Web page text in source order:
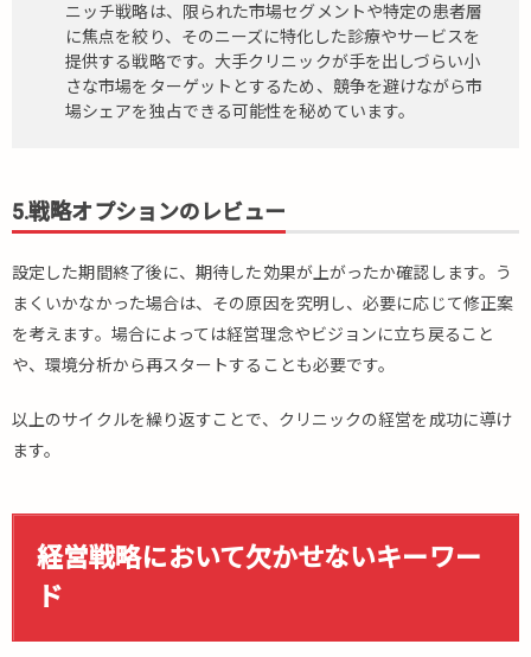
ニッチ戦略は、限られた市場セグメントや特定の患者層
に焦点を絞り、そのニーズに特化した診療やサービスを
提供する戦略です。大手クリニックが手を出しづらい小
さな市場をターゲットとするため、競争を避けながら市
場シェアを独占できる可能性を秘めています。
5.戦略オプションのレビュー
設定した期間終了後に、期待した効果が上がったか確認します。う
まくいかなかった場合は、その原因を究明し、必要に応じて修正案
を考えます。場合によっては経営理念やビジョンに立ち戻ること
や、環境分析から再スタートすることも必要です。
以上のサイクルを繰り返すことで、クリニックの経営を成功に導け
ます。
経営戦略において欠かせないキーワー
ド